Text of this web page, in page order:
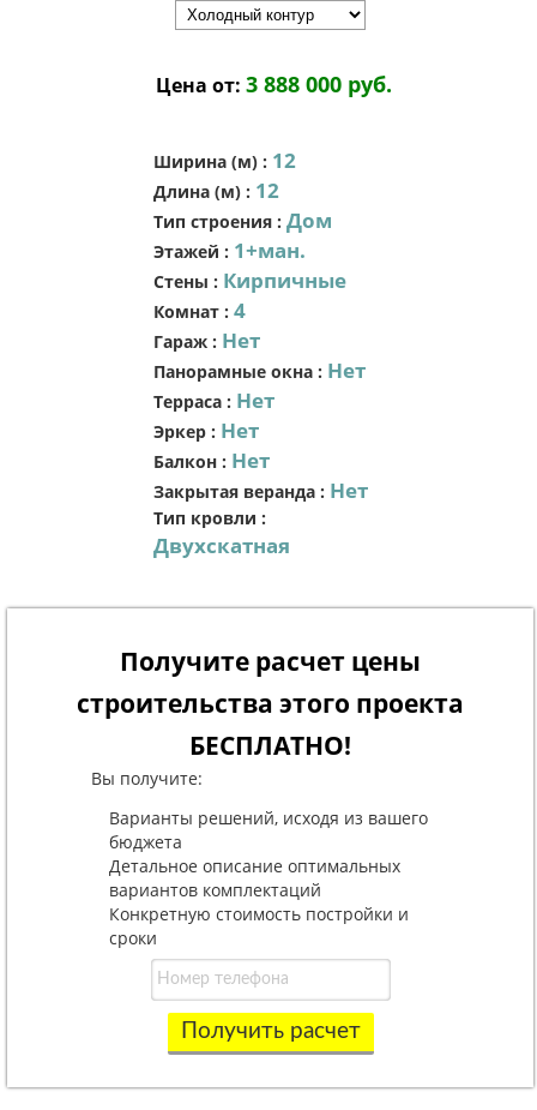
Цена от: 3 888 000 руб.
Ширина (м) : 12
Длина (м) : 12
Тип строения : Дом
Этажей : 1+ман.
Стены : Кирпичные
Комнат : 4
Гараж : Нет
Панорамные окна : Нет
Терраса : Нет
Эркер : Нет
Балкон : Нет
Закрытая веранда : Нет
Тип кровли :
Двухскатная
Получите расчет цены
строительства этого проекта
БЕСПЛАТНО!
Вы получите:
Варианты решений, исходя из вашего
бюджета
Детальное описание оптимальных
вариантов комплектаций
Конкретную стоимость постройки и
сроки
Получить расчет